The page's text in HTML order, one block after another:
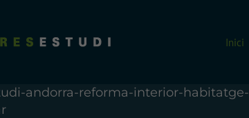
Inici
andorra-reforma-interior-habitatge-